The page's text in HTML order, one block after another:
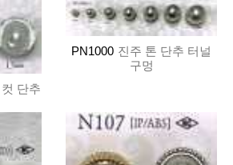
단추
PN1000 진주 톤 단추 터널
구멍